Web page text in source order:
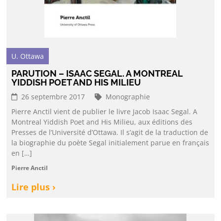
U. Ottawa
PARUTION – ISAAC SEGAL. A MONTREAL
YIDDISH POET AND HIS MILIEU
26 septembre 2017
Monographie
Pierre Anctil vient de publier le livre Jacob Isaac Segal. A
Montreal Yiddish Poet and His Milieu, aux éditions des
Presses de l’Université d’Ottawa. Il s’agit de la traduction de
la biographie du poète Segal initialement parue en français
en […]
Pierre Anctil
Lire plus ›